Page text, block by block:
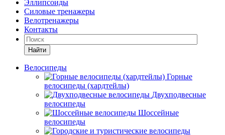
Эллипсоиды
Силовые тренажеры
Велотренажеры
Контакты
Найти
Велосипеды
Горные
велосипеды (хардтейлы)
Двухподвесные
велосипеды
Шоссейные
велосипеды